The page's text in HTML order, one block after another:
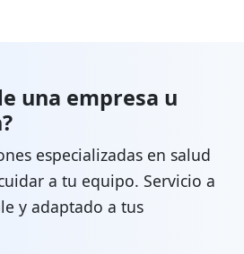
una empresa u
especializadas en salud
a tu equipo. Servicio a
y adaptado a tus